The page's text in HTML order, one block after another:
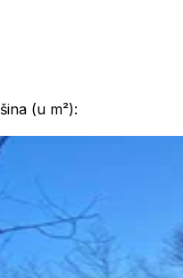
(u m²):